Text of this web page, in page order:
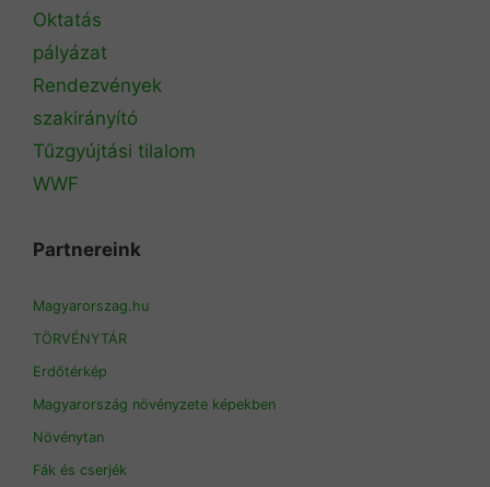
Oktatás
pályázat
Rendezvények
szakirányító
Tűzgyújtási tilalom
WWF
Partnereink
Magyarorszag.hu
TÖRVÉNYTÁR
Erdőtérkép
Magyarország növényzete képekben
Növénytan
Fák és cserjék